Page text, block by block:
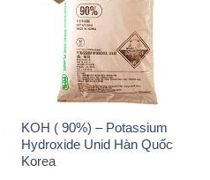
KOH ( 90%) – Potassium
Hydroxide Unid Hàn Quốc
Korea